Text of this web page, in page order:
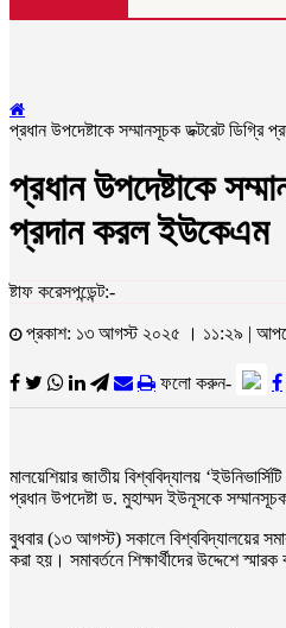
প্রধান উপদেষ্টাকে সম্মানসূচক ডক্টরেট ডিগ্রি
প্রধান উপদেষ্টাকে
প্রদান করল ইউকেএম
ষ্টাফ করেসপন্ডেন্ট:-
প্রকাশ: ১৩ আগস্ট ২০২৫ । ১১:২৯ |
ফলো করুন-
মালয়েশিয়ার জাতীয় বিশ্ববিদ্যালয়
প্রধান উপদেষ্টা ড. মুহাম্মদ ইউনূসকে
বুধবার (১৩ আগস্ট) সকালে বিশ্ববিদ্যালয়ের
করা হয়। সমাবর্তনে শিক্ষার্থীদের উদ্দেশে